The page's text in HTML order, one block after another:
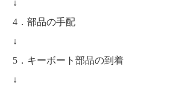
↓
4．部品の手配
↓
5．キーボート部品の到着
↓